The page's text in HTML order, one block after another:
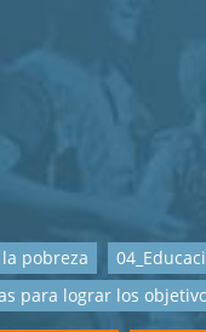
pobreza
para lograr los